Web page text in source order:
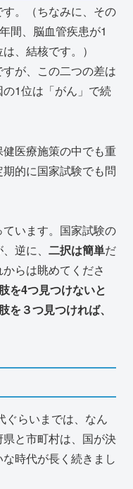
す。（ちなみに、その
間、脳血管疾患が1
、結核です。）
すが、この二つの差は
1位は「がん」で続
医療施策の中でも重
的に国家試験でも問
います。国家試験の
逆に、 二択は簡単だ
らは眺めてくださ
を4つ見つけないと
を３つ見つければ、
ぐらいまでは、なん
と市町村は、国が決
時代が長く続きまし